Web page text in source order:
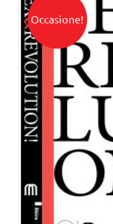
Occasione!